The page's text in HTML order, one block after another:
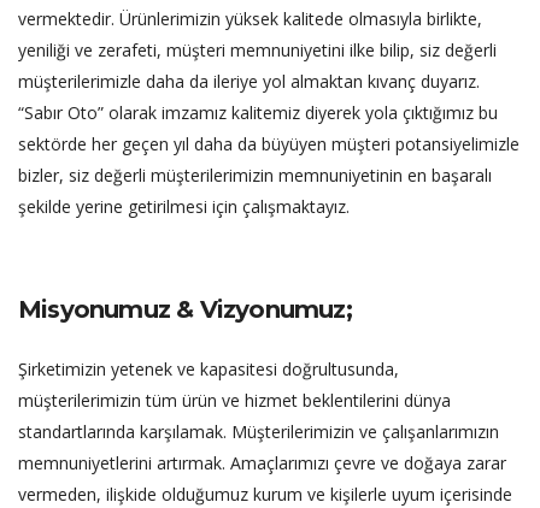
vermektedir. Ürünlerimizin yüksek kalitede olmasıyla birlikte,
yeniliği ve zerafeti, müşteri memnuniyetini ilke bilip, siz değerli
müşterilerimizle daha da ileriye yol almaktan kıvanç duyarız.
“Sabır Oto” olarak imzamız kalitemiz diyerek yola çıktığımız bu
sektörde her geçen yıl daha da büyüyen müşteri potansiyelimizle
bizler, siz değerli müşterilerimizin memnuniyetinin en başaralı
şekilde yerine getirilmesi için çalışmaktayız.
Misyonumuz & Vizyonumuz;
Şirketimizin yetenek ve kapasitesi doğrultusunda,
müşterilerimizin tüm ürün ve hizmet beklentilerini dünya
standartlarında karşılamak. Müşterilerimizin ve çalışanlarımızın
memnuniyetlerini artırmak. Amaçlarımızı çevre ve doğaya zarar
vermeden, ilişkide olduğumuz kurum ve kişilerle uyum içerisinde